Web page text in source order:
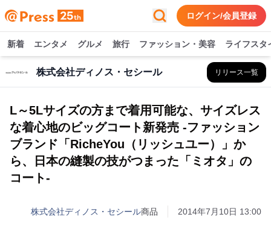
ログイン/会員登録
新着 エンタメ グルメ 旅行 ファッション・美容 ライフスタ
株式会社ディノス・セシール リリース一覧
L～5Lサイズの方まで着用可能な、サイズレス
な着心地のビッグコート新発売 -ファッション
ブランド「RicheYou（リッシュユー）」か
ら、日本の縫製の技がつまった「ミオタ」の
コート-
株式会社ディノス・セシール商品 2014年7月10日 13:00